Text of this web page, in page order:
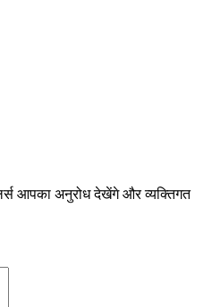
आपका अनुरोध देखेंगे और व्यक्तिगत